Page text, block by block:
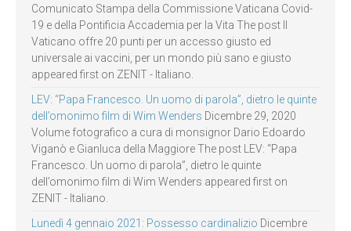
Comunicato Stampa della Commissione Vaticana Covid-
19 e della Pontificia Accademia per la Vita The post Il
Vaticano offre 20 punti per un accesso giusto ed
universale ai vaccini, per un mondo più sano e giusto
appeared first on ZENIT - Italiano.
LEV: “Papa Francesco. Un uomo di parola”, dietro le quinte
dell’omonimo film di Wim Wenders Dicembre 29, 2020
Volume fotografico a cura di monsignor Dario Edoardo
Viganò e Gianluca della Maggiore The post LEV: “Papa
Francesco. Un uomo di parola”, dietro le quinte
dell’omonimo film di Wim Wenders appeared first on
ZENIT - Italiano.
Lunedì 4 gennaio 2021: Possesso cardinalizio Dicembre